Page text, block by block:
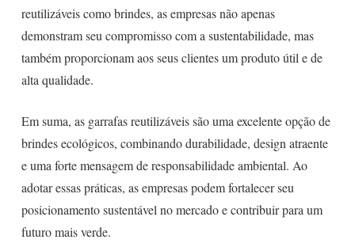
reutilizáveis como brindes, as empresas não apenas
demonstram seu compromisso com a sustentabilidade, mas
também proporcionam aos seus clientes um produto útil e de
alta qualidade.
Em suma, as garrafas reutilizáveis são uma excelente opção de
brindes ecológicos, combinando durabilidade, design atraente
e uma forte mensagem de responsabilidade ambiental. Ao
adotar essas práticas, as empresas podem fortalecer seu
posicionamento sustentável no mercado e contribuir para um
futuro mais verde.